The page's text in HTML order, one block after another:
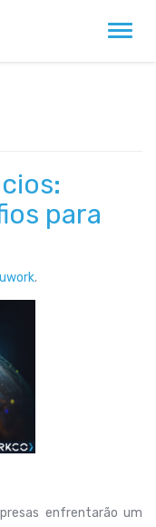
para
.
enfrentarão um